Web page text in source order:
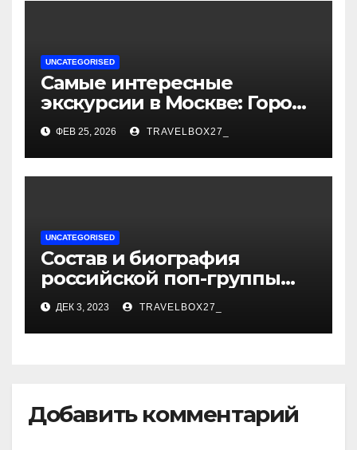
UNCATEGORISED
Самые интересные
экскурсии в Москве: Город
как сцена для вашей
сказки
ФЕВ 25, 2026 TRAVELBOX27_
UNCATEGORISED
Состав и биография
российской поп-группы
«Иванушки интернешнл»
— история успеха, музыка
и судьбы участников
ДЕК 3, 2023 TRAVELBOX27_
Добавить комментарий